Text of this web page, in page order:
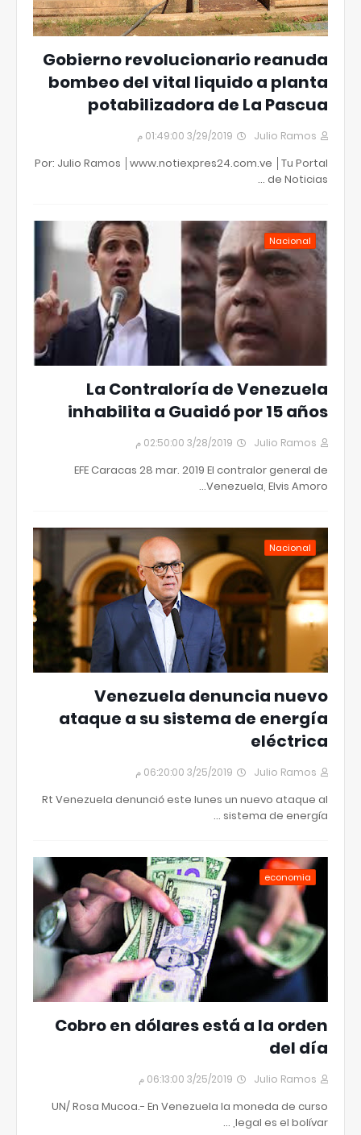
Gobierno revolucionario reanuda
bombeo del vital liquido a planta
potabilizadora de La Pascua
Julio Ramos 3/29/2019 01:49:00 م
Por: Julio Ramos │www.notiexpres24.com.ve │Tu Portal
de Noticias …
Nacional
La Contraloría de Venezuela
inhabilita a Guaidó por 15 años
Julio Ramos 3/28/2019 02:50:00 م
EFE Caracas 28 mar. 2019 El contralor general de
Venezuela, Elvis Amoro…
Nacional
Venezuela denuncia nuevo
ataque a su sistema de energía
eléctrica
Julio Ramos 3/25/2019 06:20:00 م
Rt Venezuela denunció este lunes un nuevo ataque al
sistema de energía …
economia
Cobro en dólares está a la orden
del día
Julio Ramos 3/25/2019 06:13:00 م
UN/ Rosa Mucoa.- En Venezuela la moneda de curso
legal es el bolívar, …